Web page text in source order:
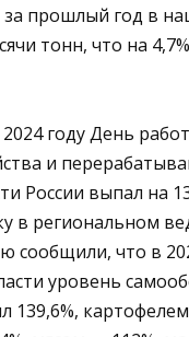
за прошлый год в
тонн, что на
году День
и
России выпал на
в региональном
сообщили, что в
уровень
139,6%,